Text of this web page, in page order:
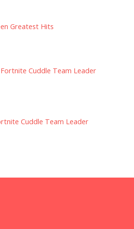
Greatest Hits
Cuddle Team Leader